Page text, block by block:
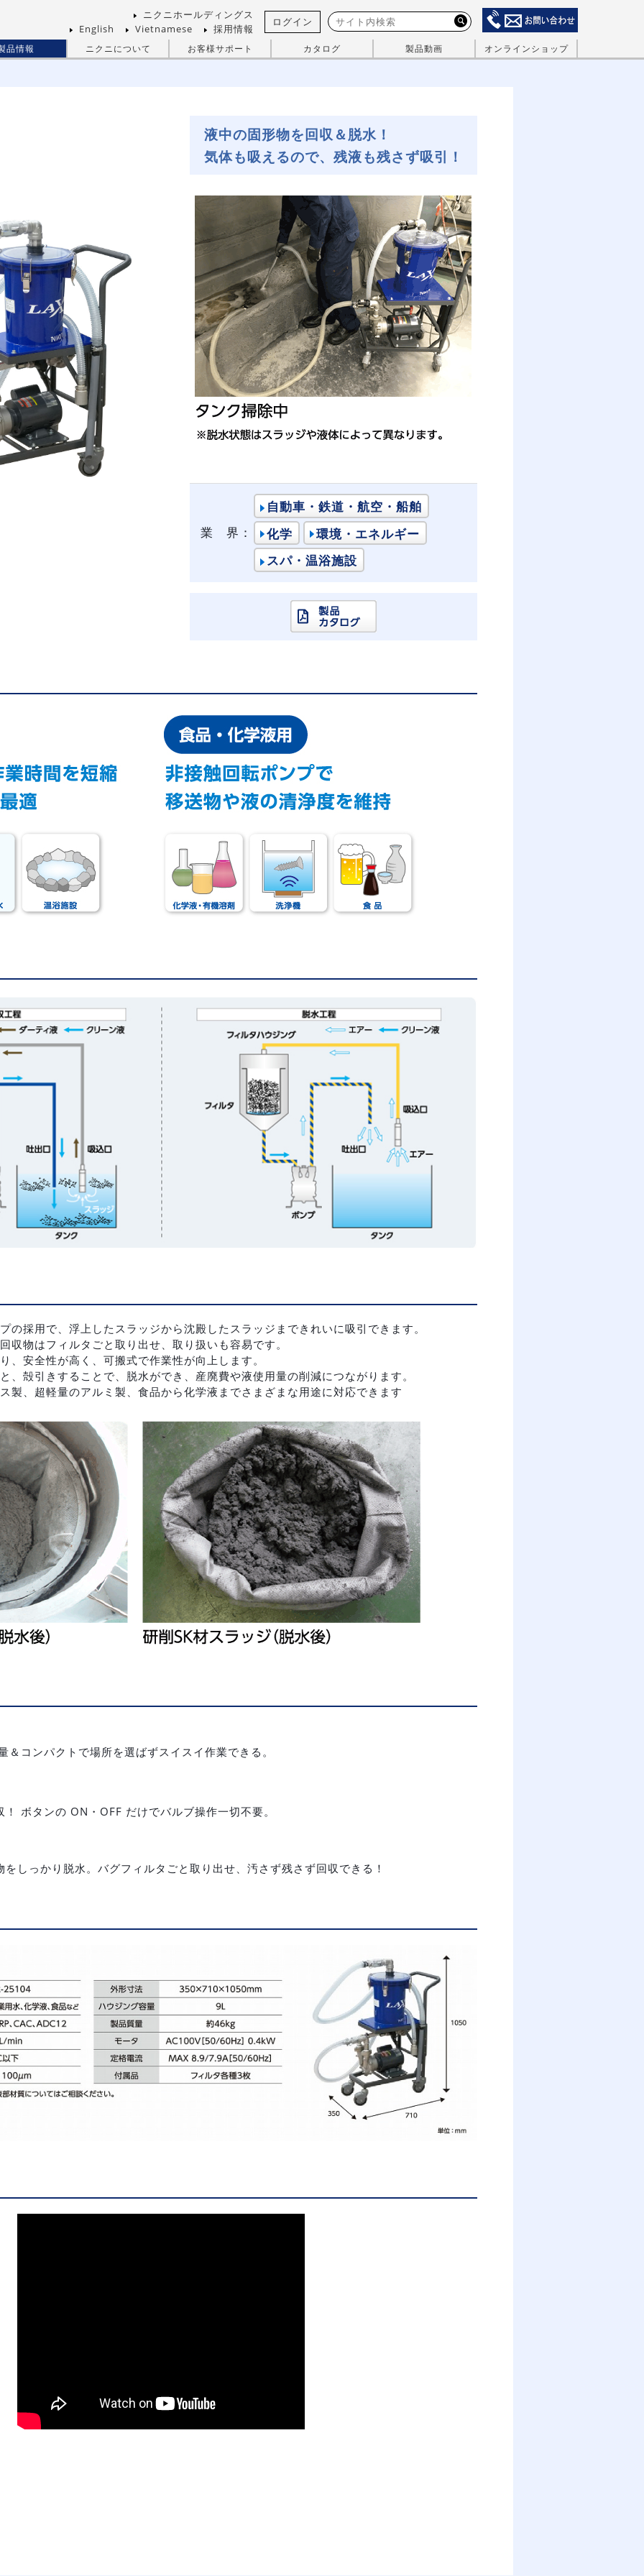
ニクニホールディングス
English
Vietnamese 採用情報
ログイン
品情報 ニクニについて お客様サポート カタログ 製品動画 オンラインショップ
液中の固形物を回収＆脱水！
気体も吸えるので、残液も残さず吸引！
業 界：
自動車・鉄道・航空・船舶
化学
環境・エネルギー
スパ・温浴施設
の採用で、浮上したスラッジから沈殿したスラッジまできれいに吸引できます。
収物はフィルタごと取り出せ、取り扱いも容易です。
、安全性が高く、可搬式で作業性が向上します。
、殻引きすることで、脱水ができ、産廃費や液使用量の削減につながります。
製、超軽量のアルミ製、食品から化学液までさまざまな用途に対応できます
＆コンパクトで場所を選ばずスイスイ作業できる。
ボタンの ON・OFF だけでバルブ操作一切不要。
しっかり脱水。バグフィルタごと取り出せ、汚さず残さず回収できる！